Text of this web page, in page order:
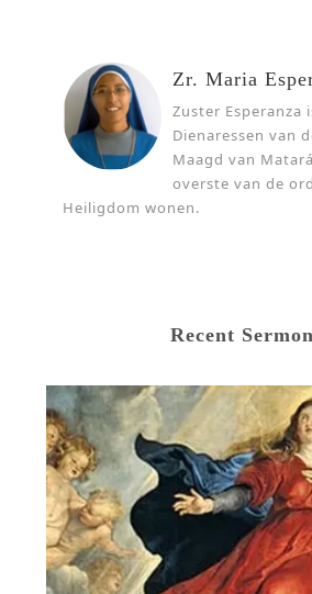
Zr. Maria
Zuster Esperanza
Dienaressen van
Maagd van
overste van de
Heiligdom wonen.
Recent